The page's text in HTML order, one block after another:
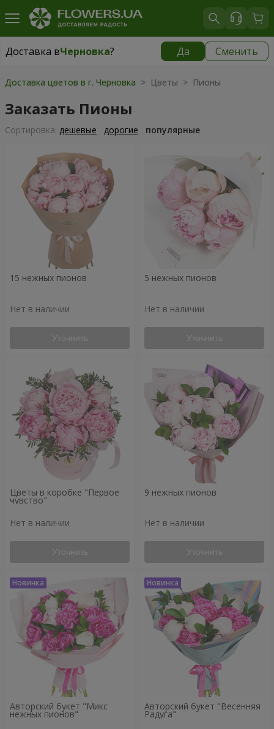
Доставка вЧерновка? Да Сменить
Доставка вЧерновка|
Доставка цветов в г. Черновка > Цветы > Пионы
Заказать Пионы
Cортировка: дешевые дорогие популярные
15 нежных пионов
Нет в наличии
Уточнить
5 нежных пионов
Нет в наличии
Уточнить
Цветы в коробке "Первое
чувство"
Нет в наличии
Уточнить
9 нежных пионов
Нет в наличии
Уточнить
Авторский букет "Микс
нежных пионов"
Авторский букет "Весенняя
Радуга"